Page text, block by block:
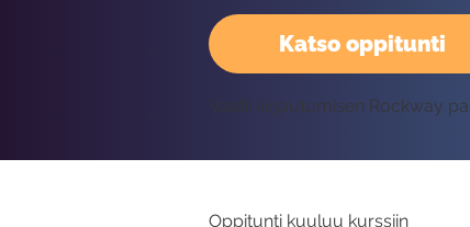
Katso oppitunti
Vaatii kirjautumisen Rockway
Oppitunti kuuluu kurssiin